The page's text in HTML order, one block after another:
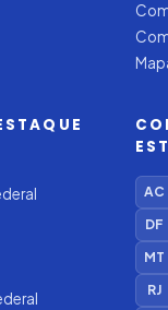
AC
DF
MT
RJ